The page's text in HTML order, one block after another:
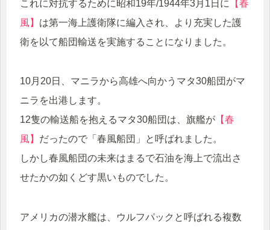
これに対抗するために昭和19年/1944年3月1日に
【春
風】 は第一海上護衛隊に編入され、より充実した護
衛を以て船団輸送を実施することになりました。
10月20日、マニラから高雄へ向かうマタ30船団がマ
ニラを出港します。
12隻の輸送船を抱えるマタ30船団は、旗艦が 【春
風】 だったので「春風船団」と呼ばれました。
しかし春風船団の未来はまるで石油を海上で流出さ
せたかの如くどす黒いものでした。
アメリカの潜水艦は、ウルフパックと呼ばれる複数